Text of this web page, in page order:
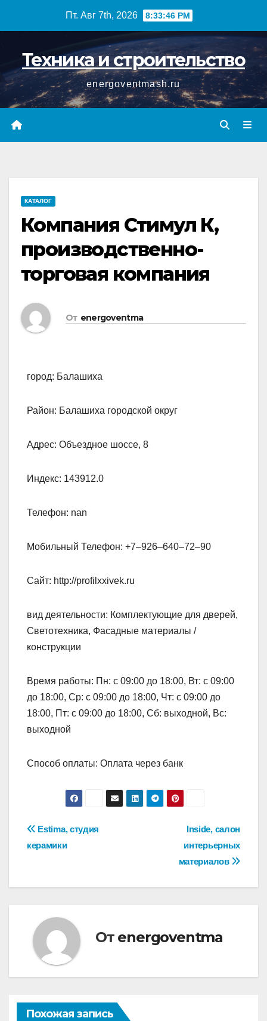
Пт. Авг 7th, 2026 8:33:47 PM
Техника и строительство
energoventmash.ru
КАТАЛОГ
Компания Стимул К,
производственно-
торговая компания
От energoventma
город: Балашиха
Район: Балашиха городской округ
Адрес: Объездное шоссе, 8
Индекс: 143912.0
Телефон: nan
Мобильный Телефон: +7‒926‒640‒72‒90
Сайт: http://profilxxivek.ru
вид деятельности: Комплектующие для дверей,
Светотехника, Фасадные материалы /
конструкции
Время работы: Пн: с 09:00 до 18:00, Вт: с 09:00
до 18:00, Ср: с 09:00 до 18:00, Чт: с 09:00 до
18:00, Пт: с 09:00 до 18:00, Сб: выходной, Вс:
выходной
Способ оплаты: Оплата через банк
Навигация
по
записям
Inside, салон
интерьерных
материалов
Estima, студия
керамики
От energoventma
Похожая запись